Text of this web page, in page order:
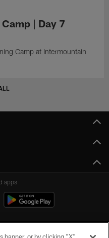
| Day 7
Camp at Intermountain
apps